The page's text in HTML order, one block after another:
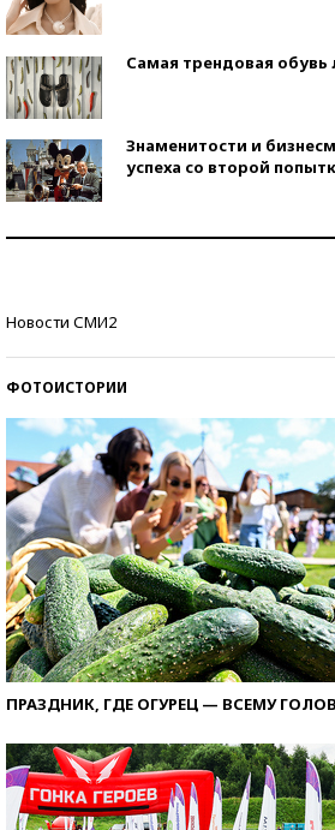
Самая трендовая обувь
Знаменитости и
успеха со второй
Новости СМИ2
ФОТОИСТОРИИ
ПРАЗДНИК, ГДЕ ОГУРЕЦ — ВСЕМУ